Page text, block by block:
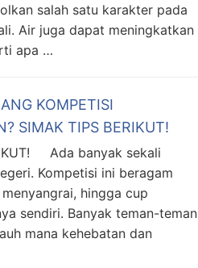
salah satu karakter pada
Air juga dapat meningkatkan
apa …
KOMPETISI
SIMAK TIPS BERIKUT!
Ada banyak sekali
Kompetisi ini beragam
hingga cup
sendiri. Banyak teman-teman
mana kehebatan dan